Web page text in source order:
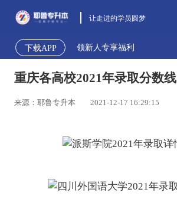
让走进的学员圆梦
下载APP 领新人专享福利
重庆各高校2021年录取分数线
来源：耶鲁专升本 2021-12-17 16:29:15